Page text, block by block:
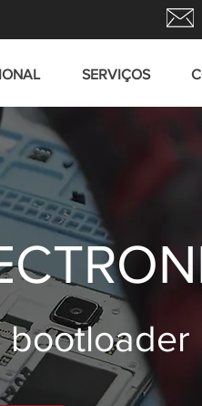
SERVIÇOS
bootloader